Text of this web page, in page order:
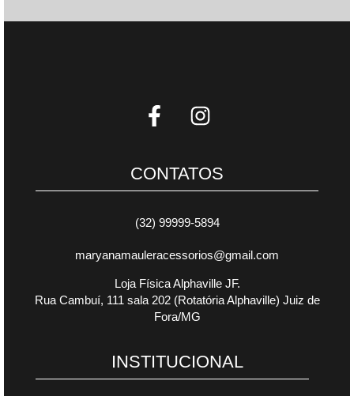
CONTATOS
(32) 99999-5894
maryanamauleracessorios@gmail.com
Loja Física Alphaville JF.
Rua Cambuí, 111 sala 202 (Rotatória Alphaville) Juiz de
Fora/MG
INSTITUCIONAL